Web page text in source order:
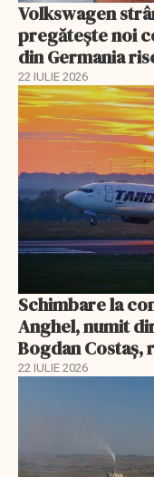
Volkswagen
pregătește noi
din Germania
22 IULIE 2026
Schimbare la
Anghel, numit
Bogdan Costaș,
22 IULIE 2026